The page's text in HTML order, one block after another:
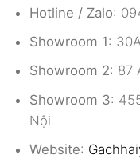
Hotline / Zalo:
Showroom 1:
Showroom 2: 87
Showroom 3:
Nội
Website: